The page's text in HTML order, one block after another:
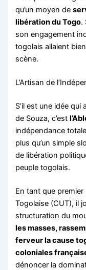
qu’un moyen de
libération du Togo.
son engagement
togolais allaient
scène.
L’Artisan de
S’il est une idée
de Souza, c’est
indépendance
plus qu’un simple
de libération
peuple togolais.
En tant que
Togolaise (CUT), il
structuration du
les masses,
ferveur la cause
coloniales
dénoncer la